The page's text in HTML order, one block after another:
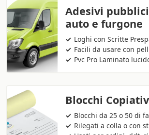
Adesivi
auto e furgone
Loghi con Scritte
Facili da usare con
Pvc Pro Laminato
Blocchi
Blocchi da 25 o 50 di
Rilegati a colla o con